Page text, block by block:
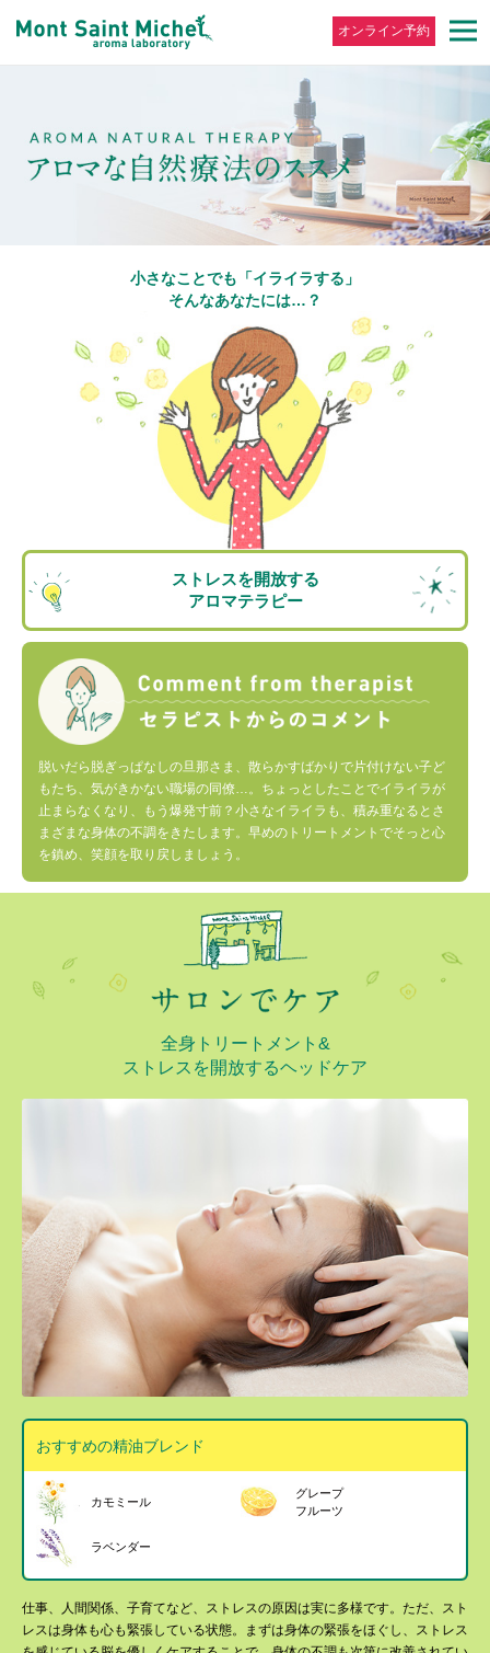
オンライン予約
小さなことでも「イライラする」
そんなあなたには…？
ストレスを開放する
アロマテラピー
脱いだら脱ぎっぱなしの旦那さま、散らかすばかりで片付けない子ど
もたち、気がきかない職場の同僚…。ちょっとしたことでイライラが
止まらなくなり、もう爆発寸前？小さなイライラも、積み重なるとさ
まざまな身体の不調をきたします。早めのトリートメントでそっと心
を鎮め、笑顔を取り戻しましょう。
全身トリートメント&
ストレスを開放するヘッドケア
おすすめの精油ブレンド
カモミール
グレープ
フルーツ
ラベンダー
仕事、人間関係、子育てなど、ストレスの原因は実に多様です。ただ、スト
レスは身体も心も緊張している状態。まずは身体の緊張をほぐし、ストレス